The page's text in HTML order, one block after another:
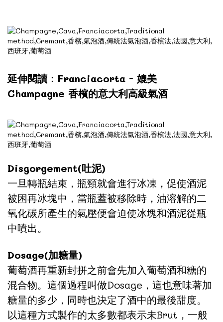
延伸閱讀：Franciacorta - 媲美
Champagne 香檳的意大利高級氣酒
Disgorgement(吐泥)
一旦轉瓶結束，瓶頸就會進行冰凍，促使酒泥
被困再冰塊中，當瓶蓋被移除時，油溶解的二
氧化碳所產生的氣壓便會迫使冰塊和酒泥從瓶
中噴出。
Dosage(加糖量)
葡萄酒再重新封拼之前會先加入葡萄酒和糖的
混合物。這個過程叫做Dosage，這也意味著加
糖量的多少，同時也決定了酒中的最後甜度。
以這種方式製作的太多數都表示未Brut，一般